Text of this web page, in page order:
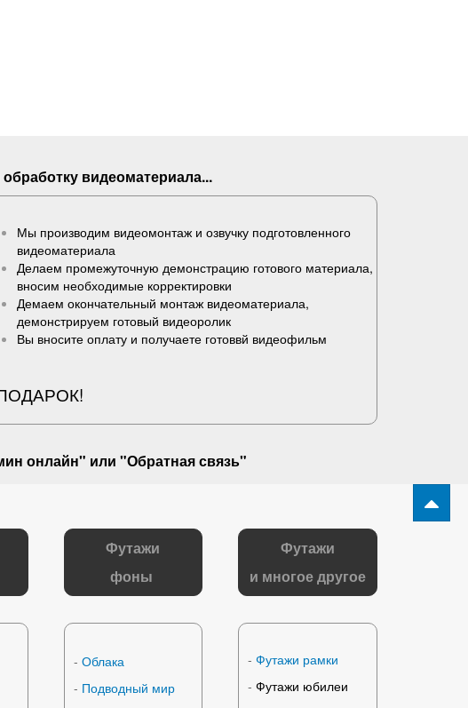
видеоматериала...
Мы производим видеомонтаж и озвучку подготовленного
видеоматериала
Делаем промежуточную демонстрацию готового материала,
вносим необходимые корректировки
Демаем окончательный монтаж видеоматериала,
демонстрируем готовый видеоролик
Вы вносите оплату и получаете готоввй видеофильм
ПОДАРОК!
онлайн" или "Обратная связь"
Футажи
фоны
- Облака
- Подводный мир
Футажи
и многое другое
-Футажи рамки
-Футажи юбилеи